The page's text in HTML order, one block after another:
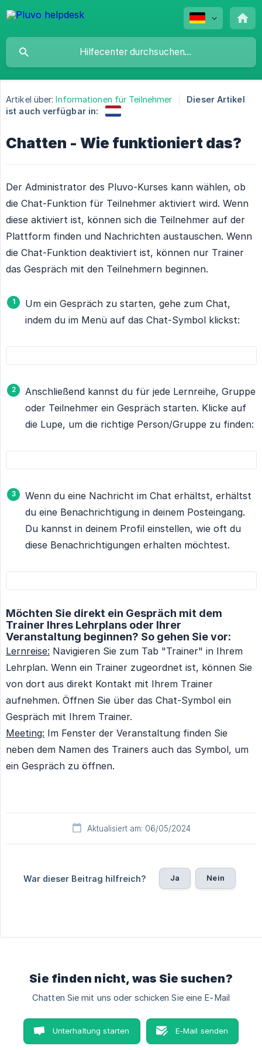
Artikel über: Informationen für Teilnehmer
Dieser Artikel
ist auch verfügbar in:
Chatten - Wie funktioniert das?
Der Administrator des Pluvo-Kurses kann wählen, ob
die Chat-Funktion für Teilnehmer aktiviert wird. Wenn
diese aktiviert ist, können sich die Teilnehmer auf der
Plattform finden und Nachrichten austauschen. Wenn
die Chat-Funktion deaktiviert ist, können nur Trainer
das Gespräch mit den Teilnehmern beginnen.
Um ein Gespräch zu starten, gehe zum Chat,
indem du im Menü auf das Chat-Symbol klickst:
Anschließend kannst du für jede Lernreihe, Gruppe
oder Teilnehmer ein Gespräch starten. Klicke auf
die Lupe, um die richtige Person/Gruppe zu finden:
Wenn du eine Nachricht im Chat erhältst, erhältst
du eine Benachrichtigung in deinem Posteingang.
Du kannst in deinem Profil einstellen, wie oft du
diese Benachrichtigungen erhalten möchtest.
Möchten Sie direkt ein Gespräch mit dem
Trainer Ihres Lehrplans oder Ihrer
Veranstaltung beginnen? So gehen Sie vor:
Lernreise: Navigieren Sie zum Tab "Trainer" in Ihrem
Lehrplan. Wenn ein Trainer zugeordnet ist, können Sie
von dort aus direkt Kontakt mit Ihrem Trainer
aufnehmen. Öffnen Sie über das Chat-Symbol ein
Gespräch mit Ihrem Trainer.
Meeting: Im Fenster der Veranstaltung finden Sie
neben dem Namen des Trainers auch das Symbol, um
ein Gespräch zu öffnen.
Aktualisiert am: 06/05/2024
War dieser Beitrag hilfreich? Ja Nein
Sie finden nicht, was Sie suchen?
Chatten Sie mit uns oder schicken Sie eine E-Mail
Unterhaltung starten E-Mail senden